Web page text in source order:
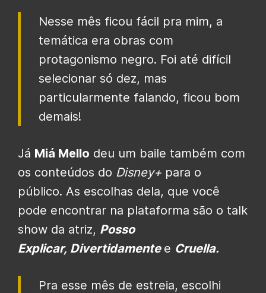
Nesse mês ficou fácil pra mim, a
temática era obras com
protagonismo negro. Foi até difícil
selecionar só dez, mas
particularmente falando, ficou bom
demais!
Já Miá Mello deu um baile também com
os conteúdos do Disney+ para o
público. As escolhas dela, que você
pode encontrar na plataforma são o talk
show da atriz, Posso
Explicar, Divertidamente e Cruella.
Pra esse mês de estreia, escolhi